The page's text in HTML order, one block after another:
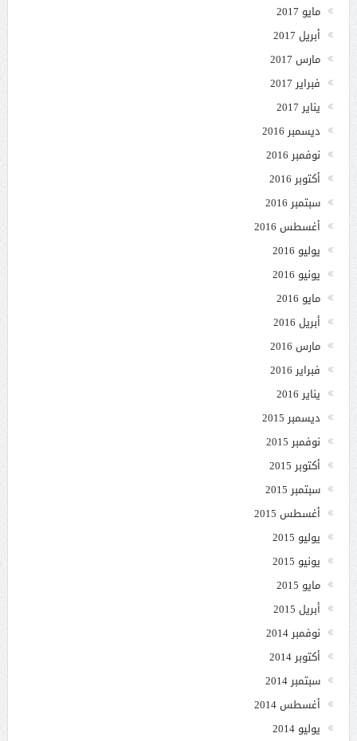
مايو 2017
أبريل 2017
مارس 2017
فبراير 2017
يناير 2017
ديسمبر 2016
نوفمبر 2016
أكتوبر 2016
سبتمبر 2016
أغسطس 2016
يوليو 2016
يونيو 2016
مايو 2016
أبريل 2016
مارس 2016
فبراير 2016
يناير 2016
ديسمبر 2015
نوفمبر 2015
أكتوبر 2015
سبتمبر 2015
أغسطس 2015
يوليو 2015
يونيو 2015
مايو 2015
أبريل 2015
نوفمبر 2014
أكتوبر 2014
سبتمبر 2014
أغسطس 2014
يوليو 2014